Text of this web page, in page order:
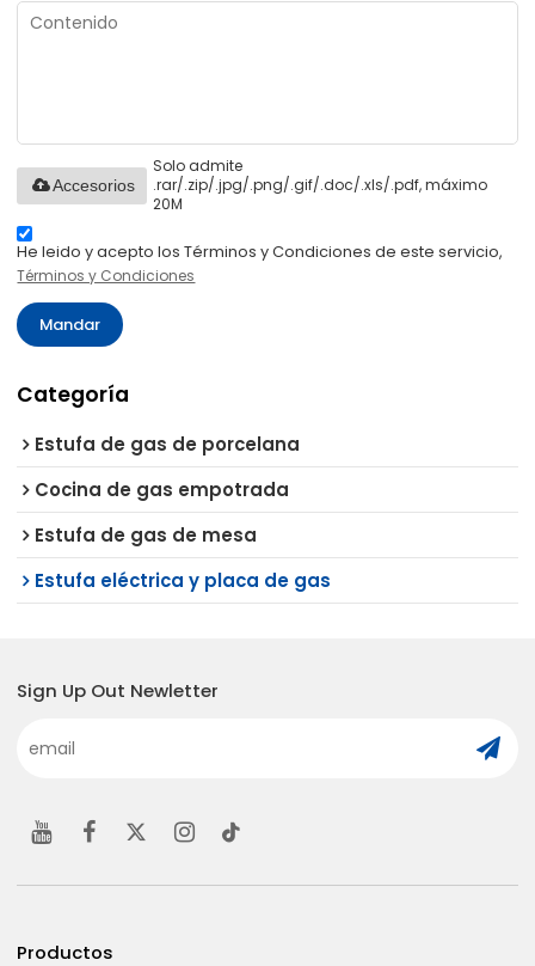
Solo admite
.rar/.zip/.jpg/.png/.gif/.doc/.xls/.pdf, máximo
20M
Accesorios
He leido y acepto los Términos y Condiciones de este servicio,
Términos y Condiciones
Mandar
Categoría
Estufa de gas de porcelana
Cocina de gas empotrada
Estufa de gas de mesa
Estufa eléctrica y placa de gas
Sign Up Out Newletter
Productos